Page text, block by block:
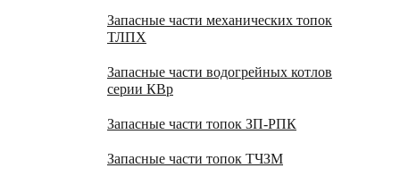
Запасные части механических топок
ТЛПХ
Запасные части водогрейных котлов
серии КВр
Запасные части топок ЗП-РПК
Запасные части топок ТЧЗМ